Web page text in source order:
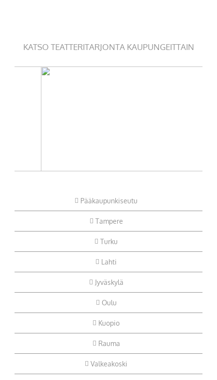
KATSO TEATTERITARJONTA KAUPUNGEITTAIN
Pääkaupunkiseutu
Tampere
Turku
Lahti
Jyväskylä
Oulu
Kuopio
Rauma
Valkeakoski